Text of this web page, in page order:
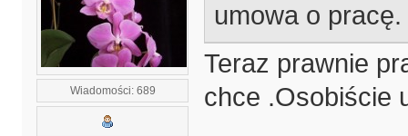
Wiadomości: 689
umowa o pracę.
Teraz prawnie
chce .Osobiście